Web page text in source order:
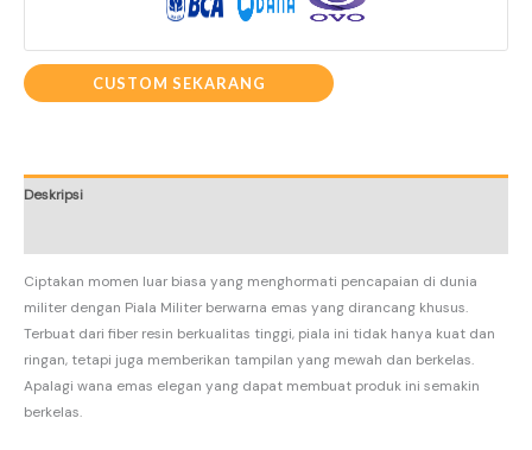
CUSTOM SEKARANG
Deskripsi
Ciptakan momen luar biasa yang menghormati pencapaian di dunia
militer dengan Piala Militer berwarna emas yang dirancang khusus.
Terbuat dari fiber resin berkualitas tinggi, piala ini tidak hanya kuat dan
ringan, tetapi juga memberikan tampilan yang mewah dan berkelas.
Apalagi wana emas elegan yang dapat membuat produk ini semakin
berkelas.